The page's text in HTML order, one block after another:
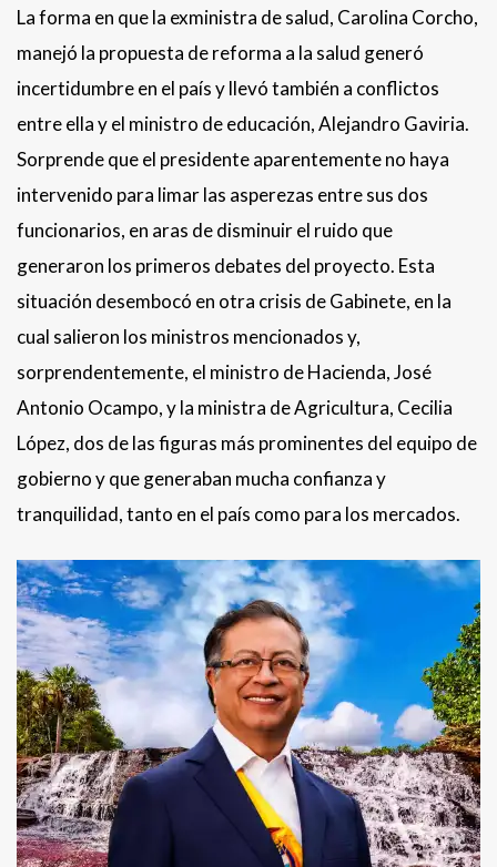
La forma en que la exministra de salud, Carolina Corcho,
manejó la propuesta de reforma a la salud generó
incertidumbre en el país y llevó también a conflictos
entre ella y el ministro de educación, Alejandro Gaviria.
Sorprende que el presidente aparentemente no haya
intervenido para limar las asperezas entre sus dos
funcionarios, en aras de disminuir el ruido que
generaron los primeros debates del proyecto. Esta
situación desembocó en otra crisis de Gabinete, en la
cual salieron los ministros mencionados y,
sorprendentemente, el ministro de Hacienda, José
Antonio Ocampo, y la ministra de Agricultura, Cecilia
López, dos de las figuras más prominentes del equipo de
gobierno y que generaban mucha confianza y
tranquilidad, tanto en el país como para los mercados.